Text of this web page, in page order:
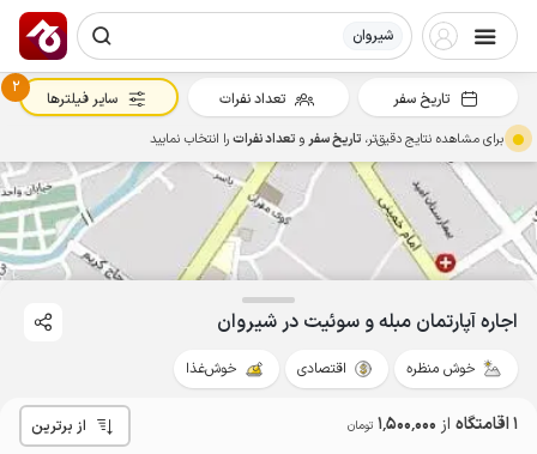
شیروان
اجاره آپارتمان مبله و سوئیت در شیروان
خوش منظره اقتصادی خوش‌غذا
1 اقامتگاه از 1٬500٬000 تومان از برترین
تاریخ سفر تعداد نفرات
2
سایر فیلترها
برای مشاهده نتایج دقیق‌تر، تاریخ سفرو تعداد نفراترا انتخاب نمایید